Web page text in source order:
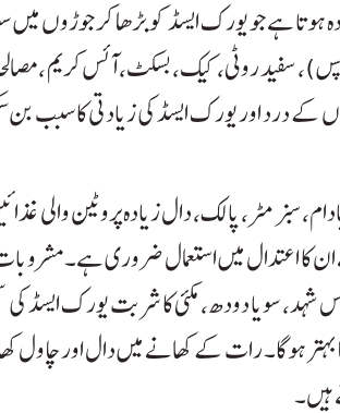
ہوتا ہے جو یورک ایسڈ کو بڑھا کر جوڑوں میں
سفید روٹی، کیک، بسکٹ، آئس کریم ،مصالحہ
کے درد اور یورک ایسڈ کی زیادتی کا سبب بن
سبز مٹر، پالک، دال زیادہ پروٹین والی
کا اعتدال میں استعمال ضروری ہے۔
سویا دودھ، مکئی کا شربت یورک ایسڈ کی
ہوگا۔ رات کے کھانے میں دال اور چاول
ہیں۔